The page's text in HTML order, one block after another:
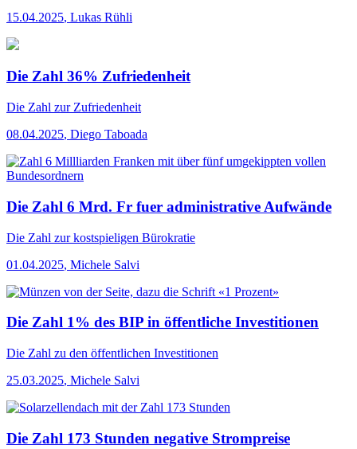
15.04.2025, Lukas Rühli
Die Zahl 36% Zufriedenheit
Die Zahl zur Zufriedenheit
08.04.2025, Diego Taboada
Die Zahl 6 Mrd. Fr fuer administrative Aufwände
Die Zahl zur kostspieligen Bürokratie
01.04.2025, Michele Salvi
Die Zahl 1% des BIP in öffentliche Investitionen
Die Zahl zu den öffentlichen Investitionen
25.03.2025, Michele Salvi
Die Zahl 173 Stunden negative Strompreise